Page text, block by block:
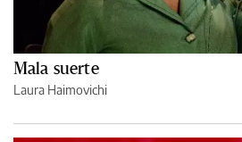
Mala suerte
Laura Haimovichi